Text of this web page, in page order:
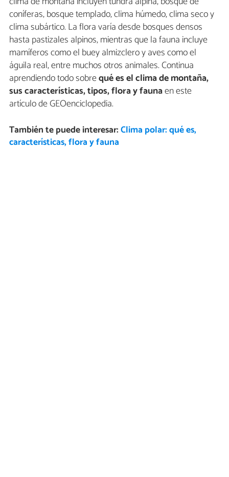
coníferas, bosque templado, clima húmedo, clima seco y
clima subártico. La flora varía desde bosques densos
hasta pastizales alpinos, mientras que la fauna incluye
mamíferos como el buey almizclero y aves como el
águila real, entre muchos otros animales. Continua
aprendiendo todo sobrequé es el clima de montaña,
sus características, tipos, flora y faunaen este
artículo de GEOenciclopedia.
También te puede interesar:Clima polar: qué es,
características, flora y fauna